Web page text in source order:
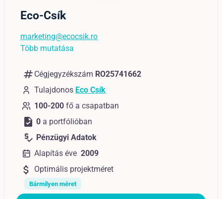
Eco-Csík
marketing@ecocsik.ro
Több mutatása
numbers Cégjegyzékszám RO25741662
Tulajdonos Eco Csík
100-200 fő a csapatban
task 0 a portfólióban
price_check Pénzügyi Adatok
Alapítás éve 2009
attach_money Optimális projektméret
Bármilyen méret